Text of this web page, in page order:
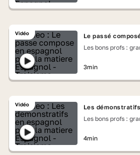
Vidéo
Le passé
Les bons profs :
3min
Vidéo
Les
Les bons profs :
4min